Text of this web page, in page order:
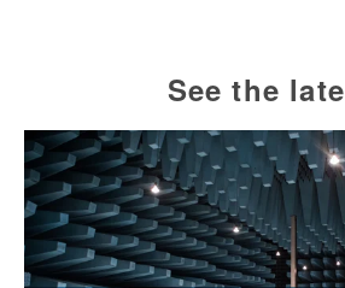
See the